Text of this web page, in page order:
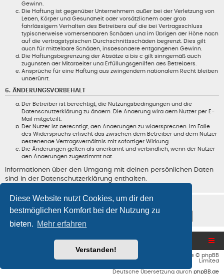
Diese Website nutzt Cookies, um dir den
bestmöglichen Komfort bei der Nutzung zu
bieten. Mehr erfahren
Verstanden!
Gewinn.
Die Haftung ist gegenüber Unternehmern außer bei der Verletzung von
Leben, Körper und Gesundheit oder vorsätzlichem oder grob
fahrlässigem Verhalten des Betreibers auf die bei Vertragsschluss
typischerweise vorhersehbaren Schäden und im Übrigen der Höhe nach
auf die vertragstypischen Durchschnittsschäden begrenzt. Dies gilt
auch für mittelbare Schäden, insbesondere entgangenen Gewinn.
Die Haftungsbegrenzung der Absätze a bis c gilt sinngemäß auch
zugunsten der Mitarbeiter und Erfüllungsgehilfen des Betreibers.
Ansprüche für eine Haftung aus zwingendem nationalem Recht bleiben
unberührt.
6. ÄNDERUNGSVORBEHALT
Der Betreiber ist berechtigt, die Nutzungsbedingungen und die
Datenschutzerklärung zu ändern. Die Änderung wird dem Nutzer per E-
Mail mitgeteilt.
Der Nutzer ist berechtigt, den Änderungen zu widersprechen. Im Falle
des Widerspruchs erlischt das zwischen dem Betreiber und dem Nutzer
bestehende Vertragsverhältnis mit sofortiger Wirkung.
Die Änderungen gelten als anerkannt und verbindlich, wenn der Nutzer
den Änderungen zugestimmt hat.
Informationen über den Umgang mit deinen persönlichen Daten
sind in der Datenschutzerklärung enthalten.
Blog und Homepage Foren-Übersicht
® Forum Software © phpBB
Limited
Deutsche Übersetzung durch phpBB.de